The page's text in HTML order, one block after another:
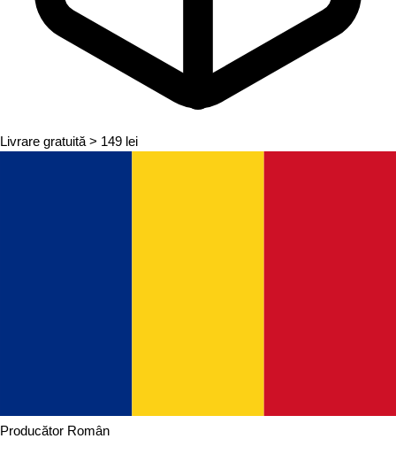
Livrare gratuită > 149 lei
Producător Român